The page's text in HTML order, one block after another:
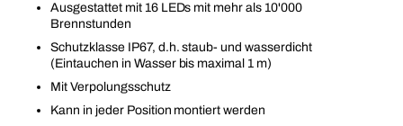
Ausgestattet mit 16 LEDs mit mehr als 10'000
Brennstunden
Schutzklasse IP67, d.h. staub- und wasserdicht
(Eintauchen in Wasser bis maximal 1 m)
Mit Verpolungsschutz
Kann in jeder Position montiert werden